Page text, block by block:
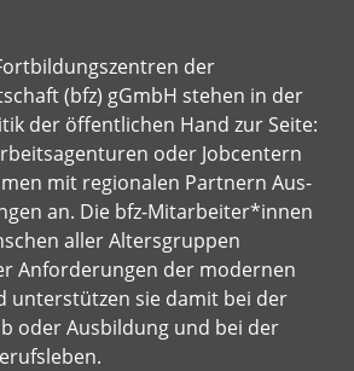
der
(bfz) gGmbH stehen in der
der öffentlichen Hand zur Seite:
oder Jobcentern
mit regionalen Partnern Aus-
an. Die bfz-Mitarbeiter*innen
aller Altersgruppen
Anforderungen der modernen
unterstützen sie damit bei der
oder Ausbildung und bei der